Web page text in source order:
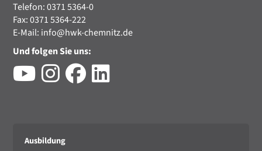
Telefon: 0371 5364-0
Fax: 0371 5364-222
E-Mail: info@hwk-chemnitz.de
Und folgen Sie uns:
Ausbildung